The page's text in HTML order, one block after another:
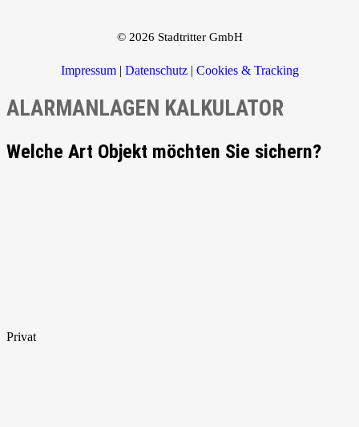
© 2026 Stadtritter GmbH
Impressum| Datenschutz| Cookies & Tracking
ALARMANLAGEN KALKULATOR
Welche Art Objekt möchten Sie sichern?
Privat